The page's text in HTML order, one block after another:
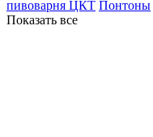
пивоварня ЦКТ Понтоны
Показать все